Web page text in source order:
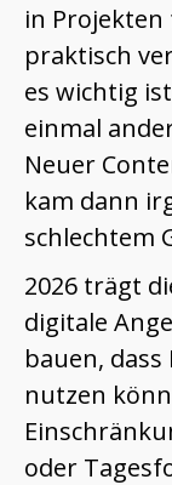
in
praktisch
es wichtig
einmal
Neuer
kam dann
schlechtem
2026 trägt
digitale
bauen,
nutzen
oder